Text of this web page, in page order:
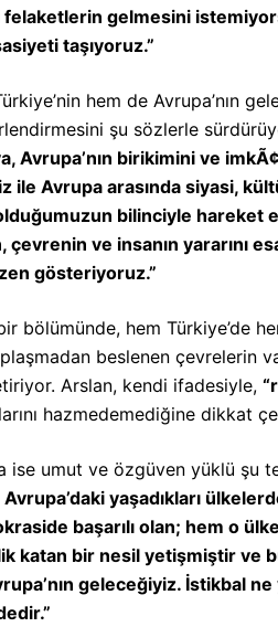
felaketlerin gelmesini
taşıyoruz.”
hem de Avrupa’nın
şu sözlerle
Avrupa’nın birikimini ve
ile Avrupa arasında siyasi,
bilinciyle hareket
ve insanın yararını
gösteriyoruz.”
bölümünde, hem Türkiye’de
beslenen çevrelerin
Arslan, kendi ifadesiyle,
hazmedemediğine dikkat
ise umut ve özgüven yüklü şu
yaşadıkları
başarılı olan; hem o
katan bir nesil yetişmiştir ve
geleceğiyiz. İstikbal